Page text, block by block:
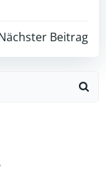
Beitrag